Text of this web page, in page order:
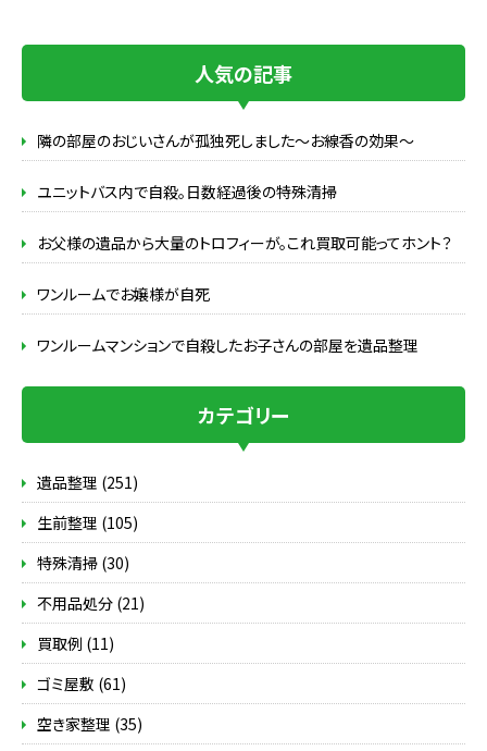
人気の記事
隣の部屋のおじいさんが孤独死しました～お線香の効果～
ユニットバス内で自殺。日数経過後の特殊清掃
お父様の遺品から大量のトロフィーが。これ買取可能ってホント？
ワンルームでお嬢様が自死
ワンルームマンションで自殺したお子さんの部屋を遺品整理
カテゴリー
遺品整理 (251)
生前整理 (105)
特殊清掃 (30)
不用品処分 (21)
買取例 (11)
ゴミ屋敷 (61)
空き家整理 (35)